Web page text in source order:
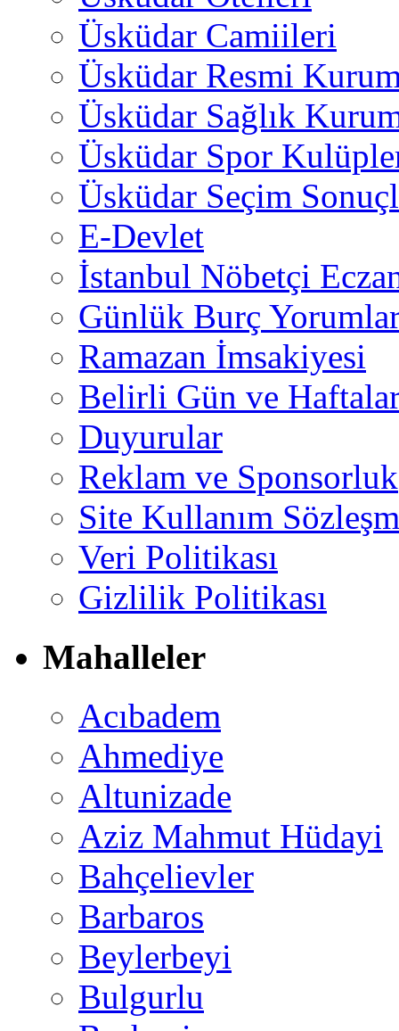
Üsküdar Camiileri
Üsküdar Resmi
Üsküdar Sağlık
Üsküdar Spor
Üsküdar Seçim
E-Devlet
İstanbul Nöbetçi
Günlük Burç
Ramazan İmsakiyesi
Belirli Gün ve
Duyurular
Reklam ve Sponsorluk
Site Kullanım
Veri Politikası
Gizlilik Politikası
Mahalleler
Acıbadem
Ahmediye
Altunizade
Aziz Mahmut Hüdayi
Bahçelievler
Barbaros
Beylerbeyi
Bulgurlu